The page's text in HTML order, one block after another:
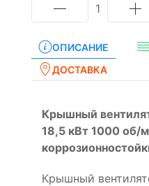
1
ОПИСАНИЕ
ДОСТАВКА
Крышный
18,5 кВт 1000 об/
Крышный